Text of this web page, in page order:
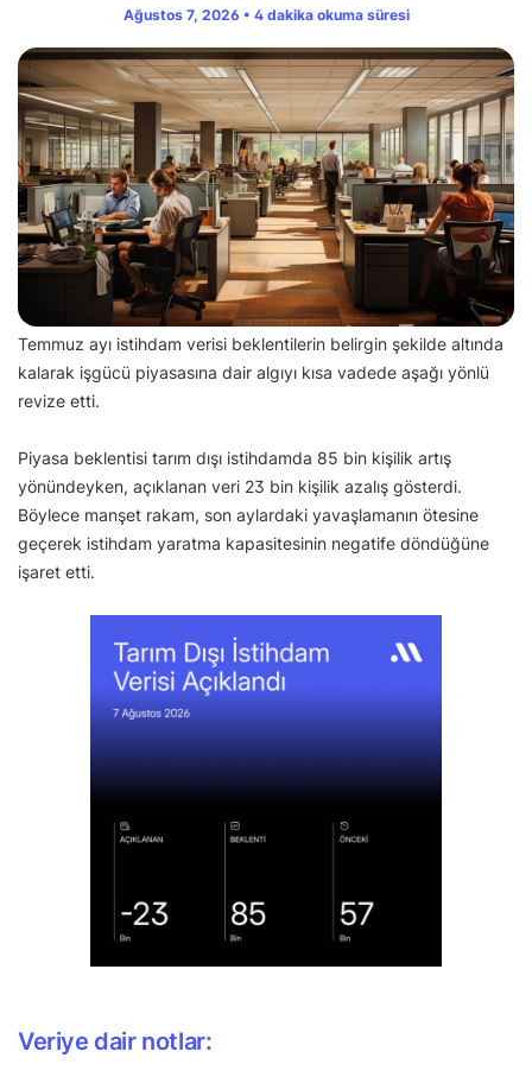
Ağustos 7, 2026 • 4 dakika okuma süresi
Temmuz ayı istihdam verisi beklentilerin belirgin şekilde altında
kalarak işgücü piyasasına dair algıyı kısa vadede aşağı yönlü
revize etti.
Piyasa beklentisi tarım dışı istihdamda 85 bin kişilik artış
yönündeyken, açıklanan veri 23 bin kişilik azalış gösterdi.
Böylece manşet rakam, son aylardaki yavaşlamanın ötesine
geçerek istihdam yaratma kapasitesinin negatife döndüğüne
işaret etti.
Veriye dair notlar: